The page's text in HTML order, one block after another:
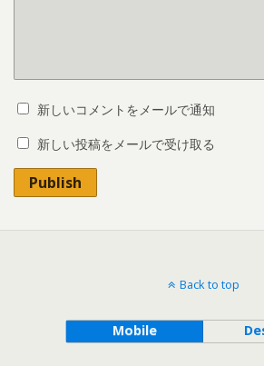
新しいコメントをメールで通知
新しい投稿をメールで受け取る
Publish
Back to top
Mobile